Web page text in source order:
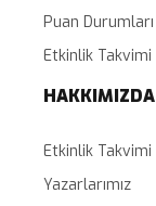
Puan Durumları
Etkinlik Takvimi
HAKKIMIZDA
Etkinlik Takvimi
Yazarlarımız